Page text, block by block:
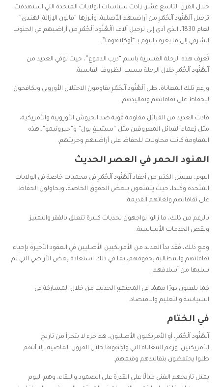
خلال القرن التاسع عشر، زادت سياسات الولايات المتحدة التي استهدفت
ترحيل اَلْهُنُود اَلْحُمْرِ من أراضيهم الأصلية، وأبرزها “قانون الإزالة الهندي”
لعام 1830، الذي أدى إلى ترحيل آلاف ااَلْهُنُود اَلْحُمْرِ من أراضيهم في الجنوب
الشرقي إلى ما يعرف اليوم بـ “أوكلاهوما”.
تُعرف هذه الرحلة القسرية باسم “درب الدموع”، حيث توفي العديد من
اَلْهُنُود اَلْحُمْرِ خلال الرحلة بسبب الظروف القاسية.
ورغم تلك المعاناة، ظل اَلْهُنُود اَلْحُمْرِ يقاومون الاحتلال الأوروبي ويكافحون
للحفاظ على ثقافاتهم وتقاليدهم.
قادت العديد من القبائل مقاومة قوية ضد الجيوش الأوروبية والأمريكية،
مثل زعماء القبائل المعروفين مثل “سيتينغ بول” و”جيرونيمو”. هذه
المقاومة كانت محاولات للحفاظ على أراضيهم وحريتهم.
الهنود الحمر في العصر الحديث
اليوم، يعيش الكثير من أحفاد اَلْهُنُود اَلْحُمْرِ في محميات خاصة في الولايات
المتحدة وكندا، حيث يتمتعون ببعض الحقوق الخاصة، ويحاولون الحفاظ
على ثقافاتهم ولغاتهم القديمة.
بالرغم من ذلك، ما زالوا يواجهون تحديات كبيرة تتعلق بالفقر والتمييز
ونقص الخدمات الأساسية.
ومع ذلك، فقد بدأ العديد من الأمريكيين الأصليين في العقود الأخيرة بإحياء
ثقافاتهم والمطالبة بحقوقهم، بما في ذلك استعادة بعض الأراضي التي تم
سلبها من أسلافهم.
كما يلعبون دورًا مهمًا في المجتمع الحديث من خلال المشاركة في
السياسة والتعليم والاقتصاد.
في الختام
اَلْهُنُود اَلْحُمْرِ، أو الأمريكيون الأصليون، هم جزء لا يتجزأ من تاريخ
الأمريكتين. ورغم المعاناة التي واجهوها خلال القرون الماضية، إلا أنهم
ظلوا يحتفظون بتقاليدهم وقيمهم.
يمثل تاريخهم الغني مثالًا على القدرة على الصمود والبقاء، وهم اليوم